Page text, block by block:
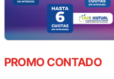
PROMO CONTADO